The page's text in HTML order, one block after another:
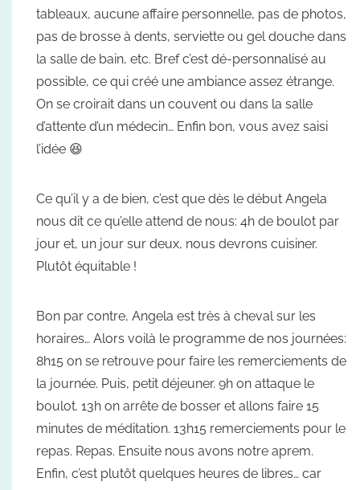
tableaux, aucune affaire personnelle, pas de photos,
pas de brosse à dents, serviette ou gel douche dans
la salle de bain, etc. Bref c’est dé-personnalisé au
possible, ce qui créé une ambiance assez étrange.
On se croirait dans un couvent ou dans la salle
d’attente d’un médecin… Enfin bon, vous avez saisi
l’idée 😆
Ce qu’il y a de bien, c’est que dès le début Angela
nous dit ce qu’elle attend de nous: 4h de boulot par
jour et, un jour sur deux, nous devrons cuisiner.
Plutôt équitable !
Bon par contre, Angela est très à cheval sur les
horaires… Alors voilà le programme de nos journées:
8h15 on se retrouve pour faire les remerciements de
la journée. Puis, petit déjeuner. 9h on attaque le
boulot. 13h on arrête de bosser et allons faire 15
minutes de méditation. 13h15 remerciements pour le
repas. Repas. Ensuite nous avons notre aprem.
Enfin, c’est plutôt quelques heures de libres… car